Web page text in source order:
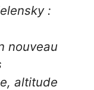
:
nouveau
altitude